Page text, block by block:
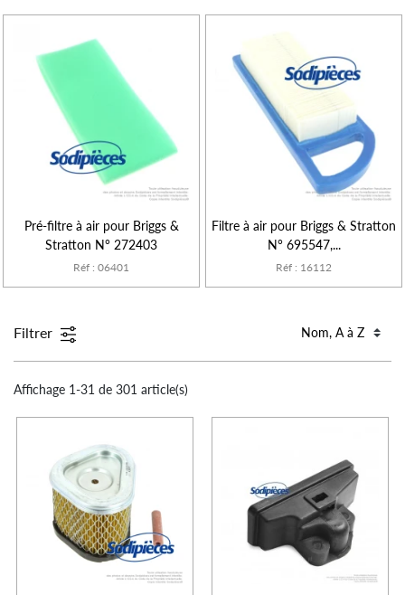
Pré-filtre à air pour Briggs &
Stratton N° 272403
Réf : 06401
Filtre à air pour Briggs & Stratton
N° 695547,...
Réf : 16112
Filtrer
Affichage 1-31 de 301 article(s)